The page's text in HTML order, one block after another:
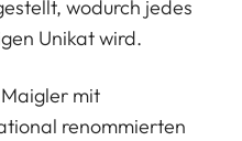
wodurch jedes
Unikat wird.
mit
renommierten